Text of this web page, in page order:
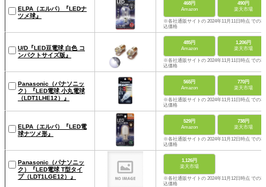
ELPA（エルパ）『LEDナ
ツメ球』
468円
Amazon
490円
楽天市場
※各社通販サイトの 2024年11月11日時点 での税
込価格
U/D『LED豆電球 白色 コ
ンパクトサイズ版』
485円
Amazon
1,206円
楽天市場
※各社通販サイトの 2024年11月11日時点 での税
込価格
Panasonic（パナソニッ
ク）『LED電球 小丸電球
（LDT1LHE12）』
565円
Amazon
770円
楽天市場
※各社通販サイトの 2024年11月11日時点 での税
込価格
ELPA（エルパ）『LED電
球ナツメ形』
529円
Amazon
738円
楽天市場
※各社通販サイトの 2024年11月12日時点 での税
込価格
Panasonic（パナソニッ
ク）『LED電球 T型タイ
プ（LDT1LGE12）』
1,126円
楽天市場
※各社通販サイトの 2024年11月12日時点 での税
込価格